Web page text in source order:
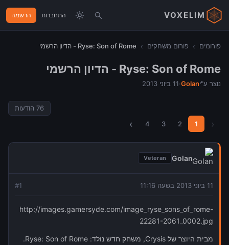
VOXELIM התחברות הרשמה
פורומים › פורום משחקים › Ryse: Son of Rome - הדיון הרשמי
Ryse: Son of Rome - הדיון הרשמי
נוצר ע"יGolan
·11 ביוני 2013
76 הודעות
‹
1
2
3
4
›
Golan
Veteran
11 ביוני 2013 בשעה 11:16 #1
http://images.gamersyde.com/image_ryse_sons_of_rome-
22281-2061_0002.jpg
מבית היוצר של Crysis, משחק חדש נולד: Ryse: Son of Rome.